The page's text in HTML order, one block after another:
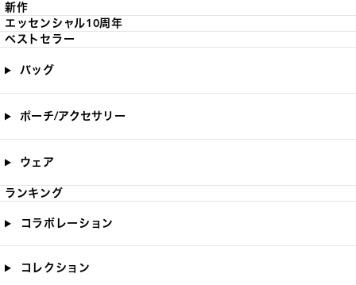
新作
エッセンシャル10周年
ベストセラー
バッグ
ポーチ/アクセサリー
ウェア
ランキング
コラボレーション
コレクション